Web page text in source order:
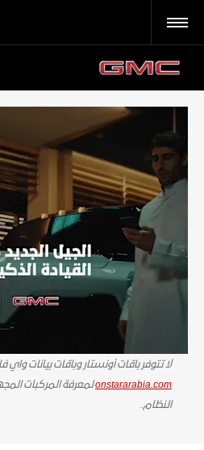
لا تتوفر باقات أونستار وباقات بيانات
onstararabia.comلمعرفة المركبات
النظام.